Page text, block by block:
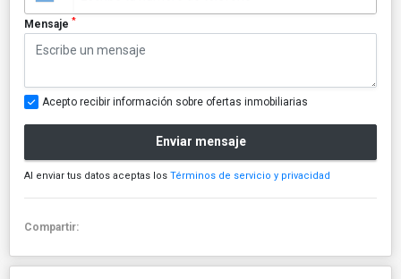
Mensaje *
Acepto recibir información sobre ofertas inmobiliarias
Enviar mensaje
Al enviar tus datos aceptas los Términos de servicio y privacidad
Compartir: